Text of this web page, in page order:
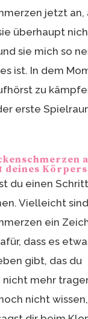
jetzt an,
überhaupt
sie mich so
ist. In dem
zu
erste
deines Körpers
du einen Schritt
Vielleicht
ein
dass es
gibt, das du
mehr
nicht